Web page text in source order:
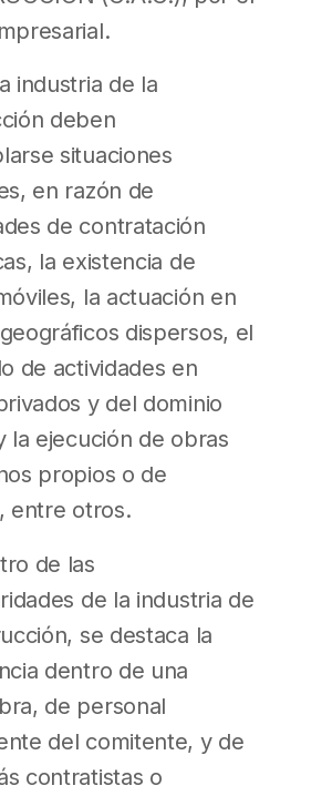
industria de la
deben
situaciones
en razón de
de contratación
la existencia de
la actuación en
dispersos, el
de actividades en
y del dominio
la ejecución de obras
propios o de
entre otros.
de las
de la industria de
se destaca la
dentro de una
de personal
del comitente, y de
contratistas o